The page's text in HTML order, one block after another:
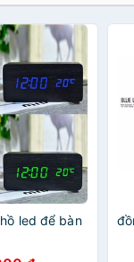
led để bàn